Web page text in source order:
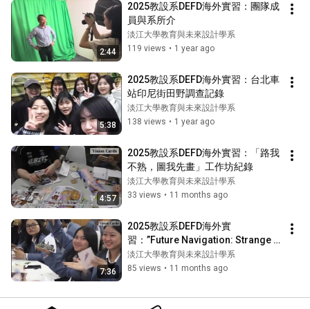
2:44
2025教設系DEFD海外實習：團隊成
員與系所介
淡江大學教育與未來設計學系
119 views • 1 year ago
5:38
2025教設系DEFD海外實習：台北車
站印尼街田野調查記錄
淡江大學教育與未來設計學系
138 views • 1 year ago
4:57
2025教設系DEFD海外實習：「路我
不熟，圖我先畫」工作坊紀錄
淡江大學教育與未來設計學系
33 views • 11 months ago
7:36
2025教設系DEFD海外實
習：”Future Navigation: Strange
Roads, Self-made Maps ” 工作坊
紀錄 ft. Undiksha
淡江大學教育與未來設計學系
85 views • 11 months ago